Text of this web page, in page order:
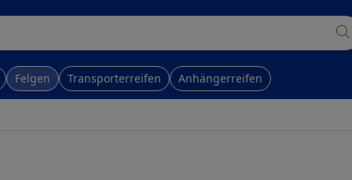
Felgen Transporterreifen Anhängerreifen